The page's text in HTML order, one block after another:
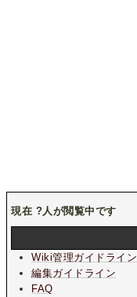
現在 ? 人が閲覧中です
Wiki管理ガイドライン
編集ガイドライン
FAQ